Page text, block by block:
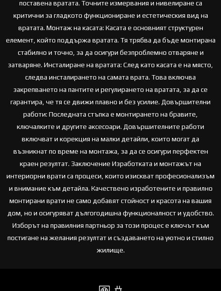
поставена вратата. Точните измервания и нивелиране са
критични за гладкото функциониране и естетическия вид на
вратата. Монтаж на касата: Касата е основният структурен
елемент, който поддържа вратата. Тя трябва да бъде монтирана
стабилно и точно, за да осигури безпроблемно отваряне и
затваряне. Инсталиране на вратата: След като касата е на място,
следва инсталирането на самата врата. Това включва
закрепването на пантите и регулирането на вратата, за да се
гарантира, че тя се движи плавно и без усилие. Довършителни
работи: Последната стъпка е монтирането на бравите,
ключалките и другите аксесоари. Довършителните работи
включват и корекция на малки детайли, които могат да
възникнат по време на монтажа, за да се осигури перфектен
краен резултат. Заключение Изработката и монтажът на
интериорни врати са процеси, които изискват професионализъм
и внимание към детайла. Качествено изработените и правилно
монтирани врати не само добавят стойност и красота на вашия
дом, но и осигуряват дългогодишна функционалност и удобство.
Изборът на правилния партньор за този процес е ключът към
постигане на желания резултат и създаването на уютно и стилно
жилище.